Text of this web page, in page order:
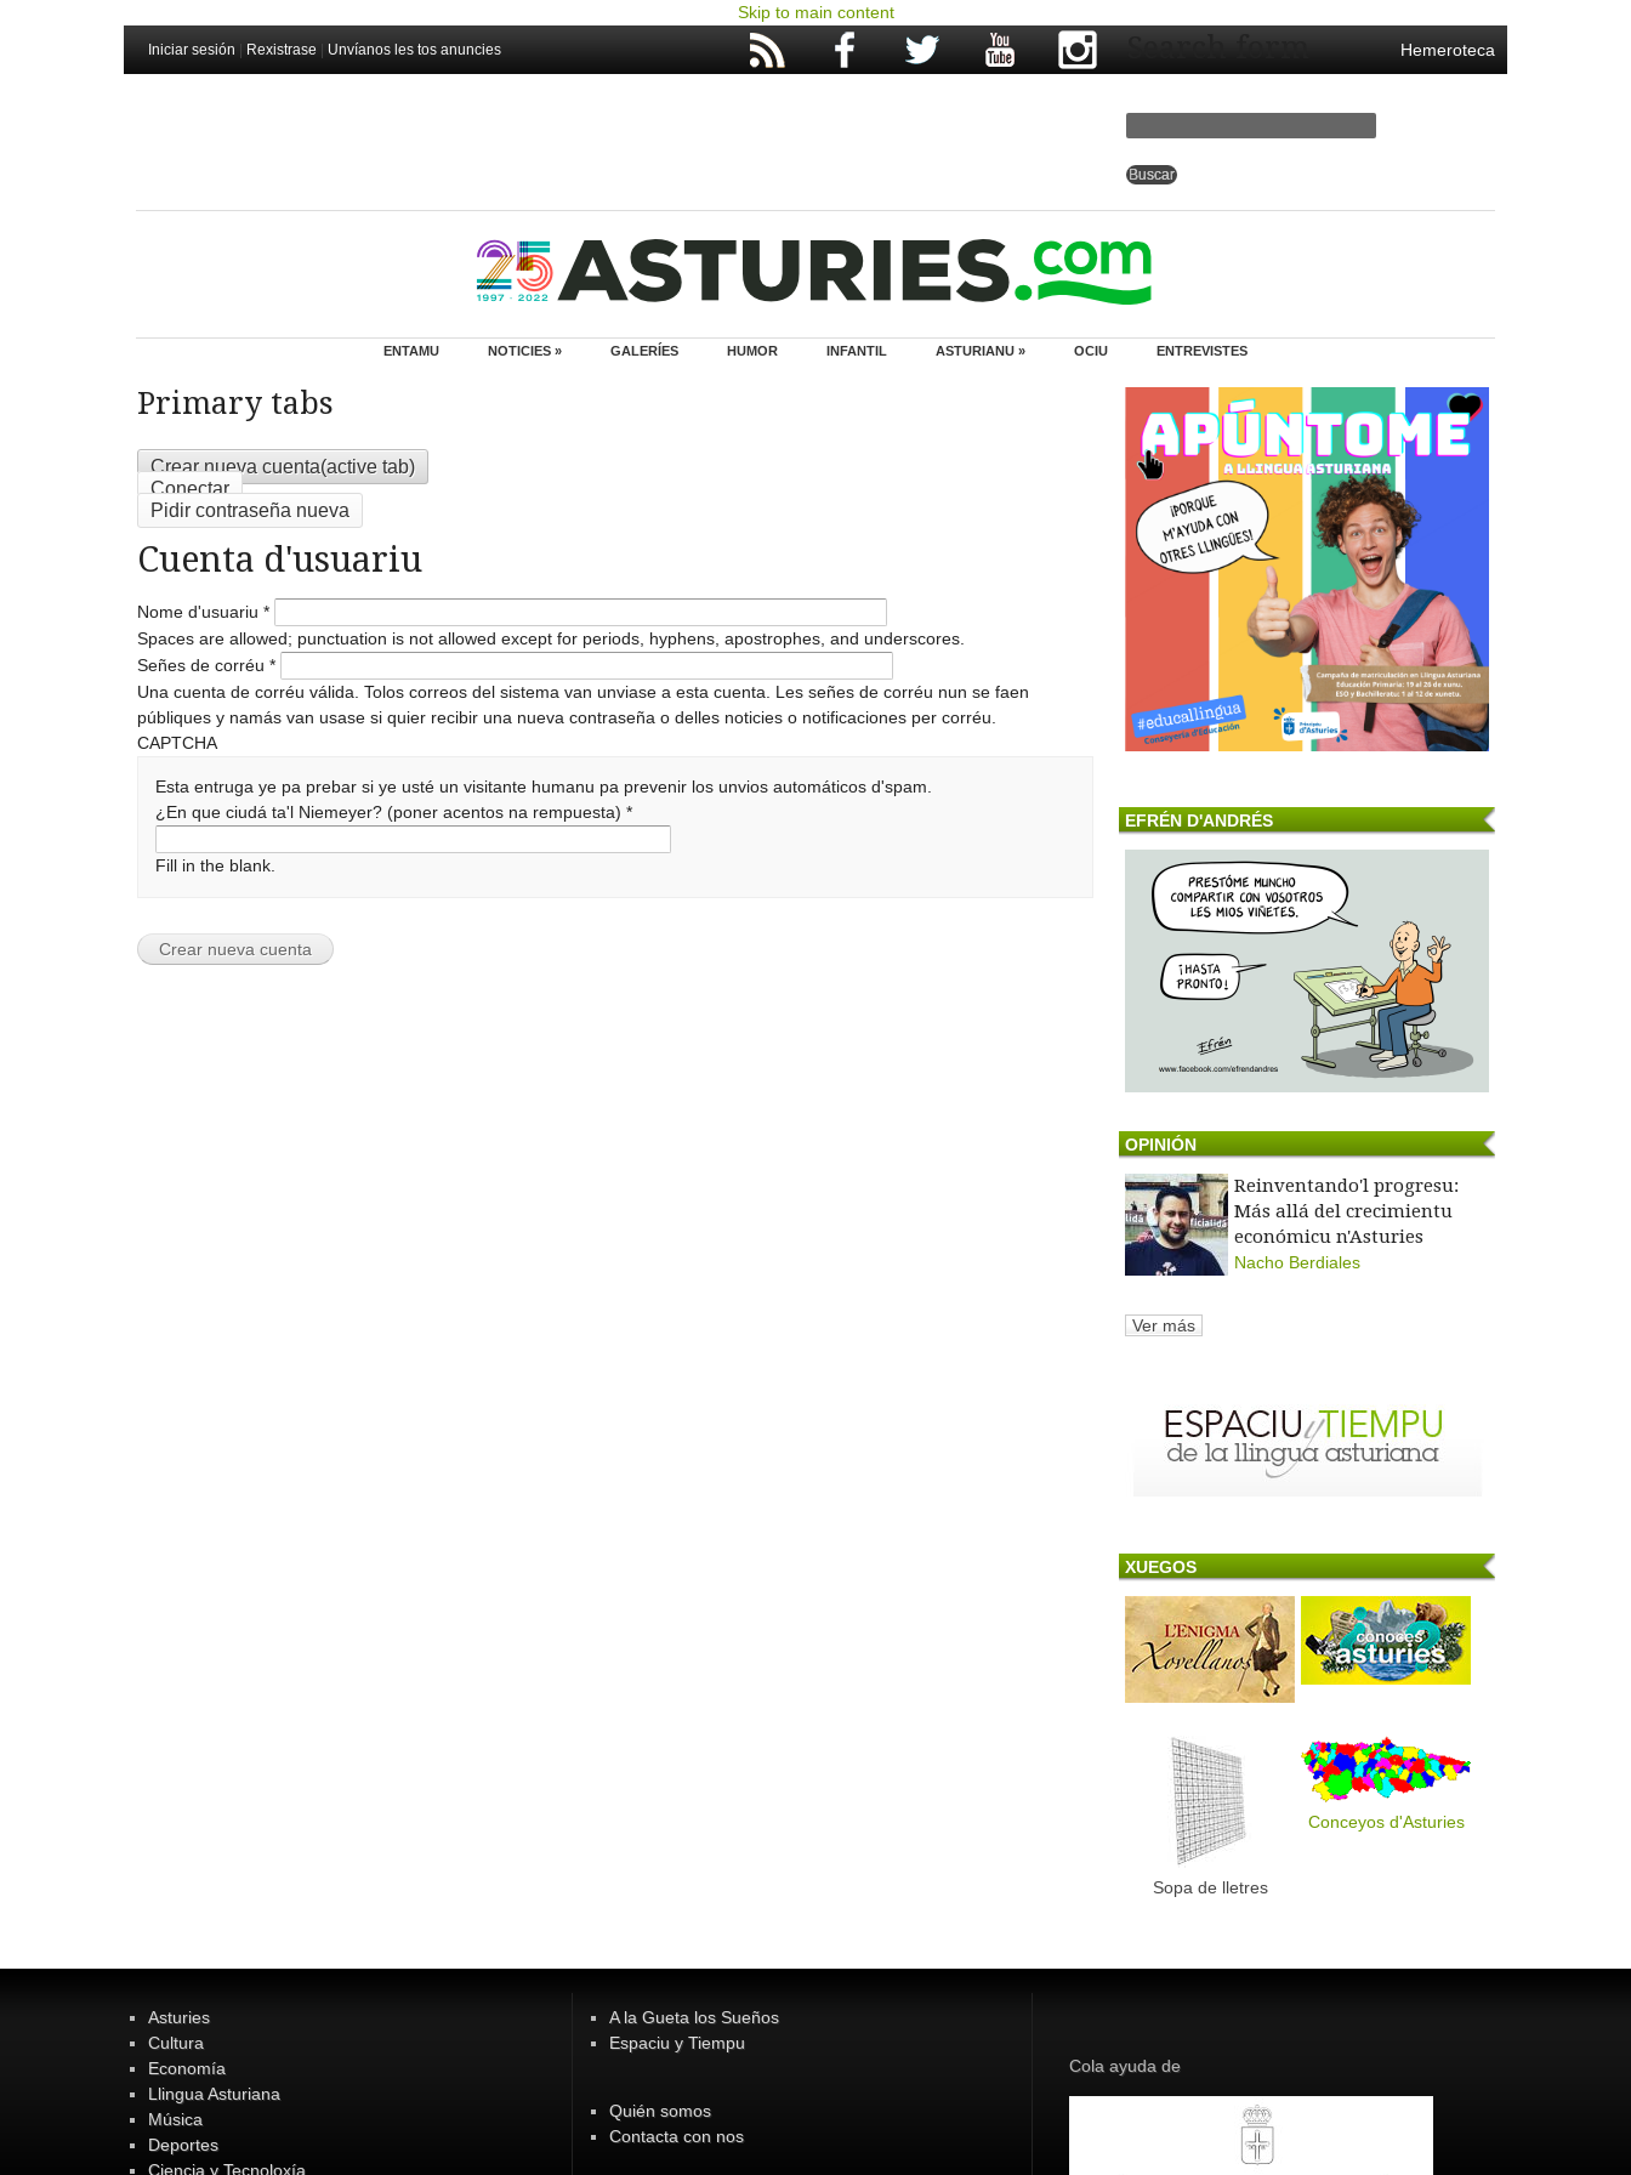
Skip to main content
Iniciar sesión Rexistrase Unvíanos les tos anuncies Hemeroteca
Search form
ENTAMU NOTICIES » GALERÍES HUMOR INFANTIL ASTURIANU » OCIU ENTREVISTES
Primary tabs
Crear nueva cuenta(active tab)
Conectar
Pidir contraseña nueva
Cuenta d'usuariu
Nome d'usuariu *
Spaces are allowed; punctuation is not allowed except for periods, hyphens, apostrophes, and underscores.
Señes de corréu *
Una cuenta de corréu válida. Tolos correos del sistema van unviase a esta cuenta. Les señes de corréu nun se faen
públiques y namás van usase si quier recibir una nueva contraseña o delles noticies o notificaciones per corréu.
CAPTCHA
Esta entruga ye pa prebar si ye usté un visitante humanu pa prevenir los unvios automáticos d'spam.
¿En que ciudá ta'l Niemeyer? (poner acentos na rempuesta)*
Fill in the blank.
EFRÉN D'ANDRÉS
OPINIÓN
Reinventando'l progresu:
Más allá del crecimientu
económicu n'Asturies
Nacho Berdiales
Ver más
XUEGOS
Sopa de lletres
Conceyos d'Asturies
Asturies
Cultura
Economía
Llingua Asturiana
Música
Deportes
Ciencia y Tecnoloxía
A la Gueta los Sueños
Espaciu y Tiempu
Quién somos
Contacta con nos
Cola ayuda de